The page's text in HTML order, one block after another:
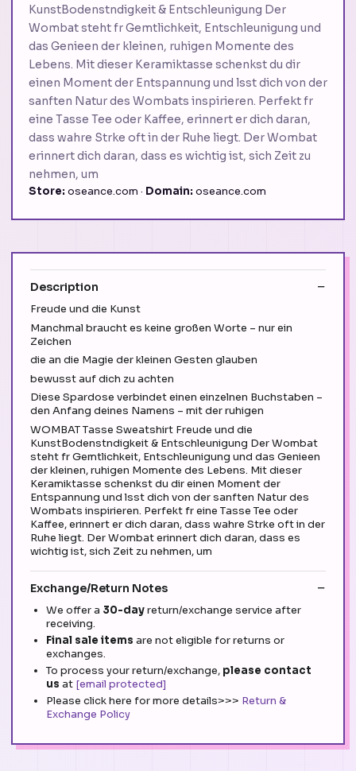
KunstBodenstndigkeit & Entschleunigung Der
Wombat steht fr Gemtlichkeit, Entschleunigung und
das Genieen der kleinen, ruhigen Momente des
Lebens. Mit dieser Keramiktasse schenkst du dir
einen Moment der Entspannung und lsst dich von der
sanften Natur des Wombats inspirieren. Perfekt fr
eine Tasse Tee oder Kaffee, erinnert er dich daran,
dass wahre Strke oft in der Ruhe liegt. Der Wombat
erinnert dich daran, dass es wichtig ist, sich Zeit zu
nehmen, um
Store: oseance.com · Domain: oseance.com
Description
Freude und die Kunst
Manchmal braucht es keine großen Worte – nur ein
Zeichen
die an die Magie der kleinen Gesten glauben
bewusst auf dich zu achten
Diese Spardose verbindet einen einzelnen Buchstaben –
den Anfang deines Namens – mit der ruhigen
WOMBAT Tasse Sweatshirt Freude und die
KunstBodenstndigkeit & Entschleunigung Der Wombat
steht fr Gemtlichkeit, Entschleunigung und das Genieen
der kleinen, ruhigen Momente des Lebens. Mit dieser
Keramiktasse schenkst du dir einen Moment der
Entspannung und lsst dich von der sanften Natur des
Wombats inspirieren. Perfekt fr eine Tasse Tee oder
Kaffee, erinnert er dich daran, dass wahre Strke oft in der
Ruhe liegt. Der Wombat erinnert dich daran, dass es
wichtig ist, sich Zeit zu nehmen, um
Exchange/Return Notes
We offer a 30-dayreturn/exchange service after
receiving.
Final sale items are not eligible for returns or
exchanges.
To process your return/exchange, please contact
us at [email protected]
Please click here for more details>>> Return &
Exchange Policy